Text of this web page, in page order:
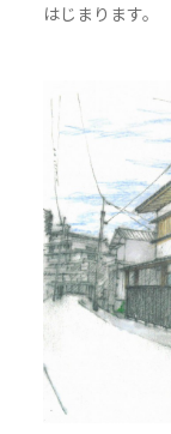
はじまります。